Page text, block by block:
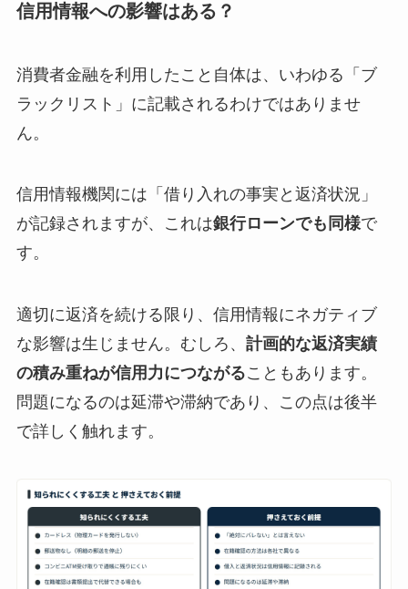
信用情報への影響はある？
消費者金融を利用したこと自体は、いわゆる「ブ
ラックリスト」に記載されるわけではありませ
ん。
信用情報機関には「借り入れの事実と返済状況」
が記録されますが、これは銀行ローンでも同様で
す。
適切に返済を続ける限り、信用情報にネガティブ
な影響は生じません。むしろ、 計画的な返済実績
の積み重ねが信用力につながることもあります。
問題になるのは延滞や滞納であり、この点は後半
で詳しく触れます。